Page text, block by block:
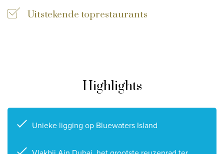
Uitstekende toprestaurants
Highlights
Unieke ligging op Bluewaters Island